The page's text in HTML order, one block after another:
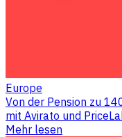
Europe
Von der Pension zu
mit Avirato und
Mehr lesen